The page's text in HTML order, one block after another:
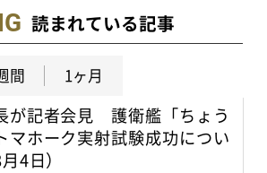
読まれている記事
間 1ヶ月
が記者会見 護衛艦「ちょう
マホーク実射試験成功につい
4日）